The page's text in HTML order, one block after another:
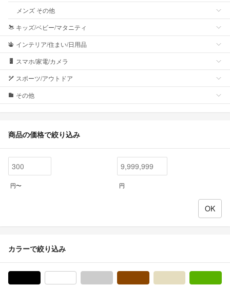
メンズ その他
キッズ/ベビー/マタニティ
インテリア/住まい/日用品
スマホ/家電/カメラ
スポーツ/アウトドア
その他
商品の価格で絞り込み
円〜 円
カラーで絞り込み